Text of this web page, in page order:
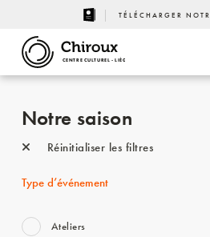
TÉLÉCHARGER
CENTRE CULTUREL - LIÈGE
Notre saison
Réinitialiser les filtres
Type d’événement
Ateliers